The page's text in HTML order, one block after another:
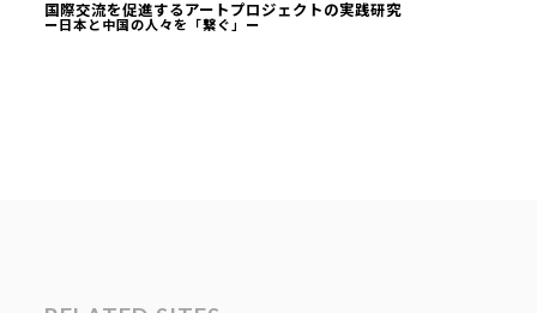
国際交流を促進するアートプロジェクトの実践研究
ー日本と中国の人々を「繋ぐ」ー